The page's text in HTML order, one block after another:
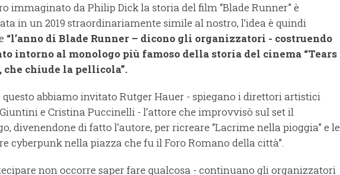
immaginato da Philip Dick la storia del film “Blade Runner” è
in un 2019 straordinariamente simile al nostro, l’idea è quindi
“l’anno di Blade Runner – dicono gli organizzatori - costruendo
intorno al monologo più famoso della storia del cinema “Tears
che chiude la pellicola”.
questo abbiamo invitato Rutger Hauer - spiegano i direttori artistici
e Cristina Puccinelli - l’attore che improvvisò sul set il
divenendone di fatto l’autore, per ricreare “Lacrime nella pioggia” e le
cyberpunk nella piazza che fu il Foro Romano della città”.
non occorre saper fare qualcosa - continuano gli organizzatori